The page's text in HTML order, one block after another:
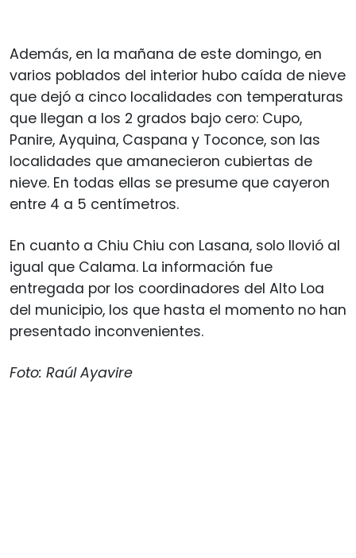
Además, en la mañana de este domingo, en
varios poblados del interior hubo caída de nieve
que dejó a cinco localidades con temperaturas
que llegan a los 2 grados bajo cero: Cupo,
Panire, Ayquina, Caspana y Toconce, son las
localidades que amanecieron cubiertas de
nieve. En todas ellas se presume que cayeron
entre 4 a 5 centímetros.
En cuanto a Chiu Chiu con Lasana, solo llovió al
igual que Calama. La información fue
entregada por los coordinadores del Alto Loa
del municipio, los que hasta el momento no han
presentado inconvenientes.
Foto: Raúl Ayavire